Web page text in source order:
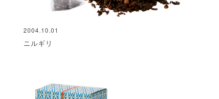
2004.10.01
ニルギリ